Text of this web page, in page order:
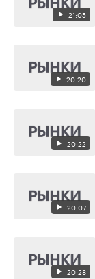
21:05
20:20
20:22
20:07
20:28